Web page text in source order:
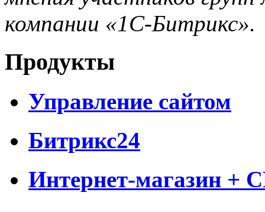
компании «1С-Битрикс».
Продукты
Управление сайтом
Битрикс24
Интернет-магазин +